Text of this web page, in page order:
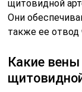
щитовидной
Они
также ее отвод
Какие вены